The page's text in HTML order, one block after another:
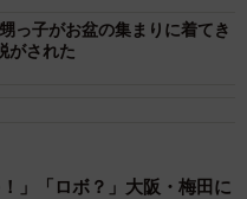
宝亀八年（777）三月辛未条
館デジタルアーカイブから）
っ子がお盆の集まりに着てき
がされた
！」「ロボ？」大阪・梅田に